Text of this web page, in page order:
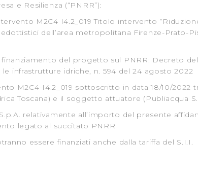
e Resilienza (“PNRR”):
M2C4 I4.2_019 Titolo intervento
dell’area metropolitana Firenze-Prato-
del progetto sul PNRR: Decreto
infrastrutture idriche, n. 594 del 24 agosto 2022
M2C4-I4.2_019 sottoscritto in data 18/10/2022
Toscana) e il soggetto attuatore (Publiacqua
relativamente all’importo del presente
legato al succitato PNRR
essere finanziati anche dalla tariffa del S.I.I.